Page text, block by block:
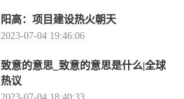
阳高：项目建设热火朝天
2023-07-04 19:46:06
致意的意思_致意的意思是什么|全球
热议